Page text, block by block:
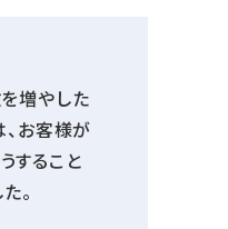
増やした
、お客様が
すること
。